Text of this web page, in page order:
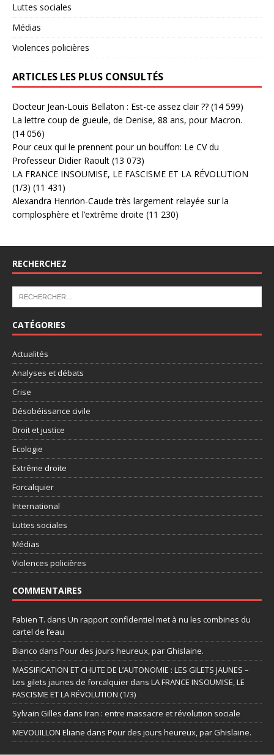
Luttes sociales
Médias
Violences policières
ARTICLES LES PLUS CONSULTÉS
Docteur Jean-Louis Bellaton : Est-ce assez clair ?? (14 599)
La lettre coup de gueule, de Denise, 88 ans, pour Macron.
(14 056)
Pour ceux qui le prennent pour un bouffon: Le CV du
Professeur Didier Raoult (13 073)
LA FRANCE INSOUMISE, LE FASCISME ET LA RÉVOLUTION
(1/3) (11 431)
Alexandra Henrion-Caude très largement relayée sur la
complosphère et l’extrême droite (11 230)
RECHERCHEZ
CATÉGORIES
Actualités
Analyses et débats
Crise
Désobéissance civile
Droit et justice
Ecologie
Extrême droite
Forcalquier
International
Luttes sociales
Médias
Violences policières
COMMENTAIRES
Fabien T. dans Un rapport confidentiel met à nu les combines du
cartel de l’eau
Bianco dans Pour des jours heureux, par Ghislaine.
MASSIFICATION ET CHUTE DE L’AUTONOMIE : LES GILETS JAUNES –
Les gilets jaunes de forcalquier dans LA FRANCE INSOUMISE, LE
FASCISME ET LA RÉVOLUTION (1/3)
Sylvain Gilles dans Iran : entre massacre et révolution sociale
MEVOUILLON Eliane dans Pour des jours heureux, par Ghislaine.